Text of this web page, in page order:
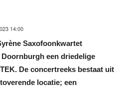
14:00
Saxofoonkwartet
een driedelige
De concertreeks bestaat uit
locatie; een